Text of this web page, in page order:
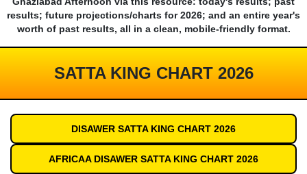
results; future projections/charts for 2026; and an entire year's
worth of past results, all in a clean, mobile-friendly format.
SATTA KING CHART 2026
DISAWER SATTA KING CHART 2026
AFRICAA DISAWER SATTA KING CHART 2026